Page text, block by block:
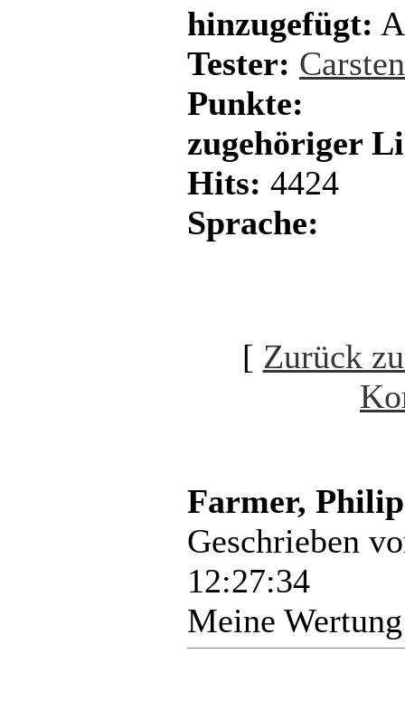
hinzugefügt:
Tester:
Punkte:
zugehöriger
Hits: 4424
Sprache:
[ Zurück
Farmer,
Geschrieben
12:27:34
Meine